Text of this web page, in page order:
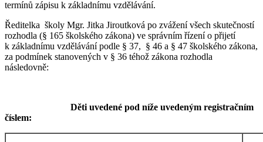
termínů zápisu k základnímu vzdělávání.
Ředitelka školy Mgr. Jitka Jiroutková po zvážení všech skutečností
rozhodla (§ 165 školského zákona) ve správním řízení o přijetí
k základnímu vzdělávání podle § 37, § 46 a § 47 školského zákona,
za podmínek stanovených v § 36 téhož zákona rozhodla
následovně:
Děti uvedené pod níže uvedeným registračním
číslem: